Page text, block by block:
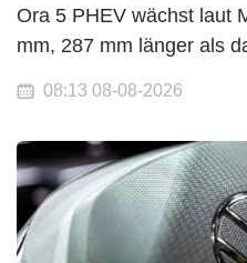
Ora 5 PHEV wächst laut
mm, 287 mm länger als
08:13 08-08-2026